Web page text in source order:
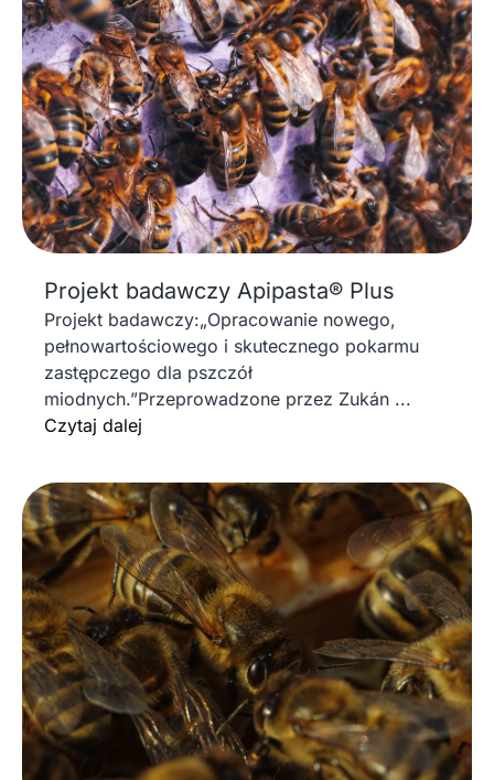
Projekt badawczy Apipasta® Plus
Projekt badawczy:„Opracowanie nowego,
pełnowartościowego i skutecznego pokarmu
zastępczego dla pszczół
miodnych.”Przeprowadzone przez Zukán ...
Czytaj dalej